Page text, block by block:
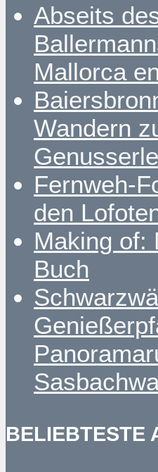
Abseits
Mallorca
Wandern
Fernweh-
den
Making of:
Buch
BELIEBTESTE